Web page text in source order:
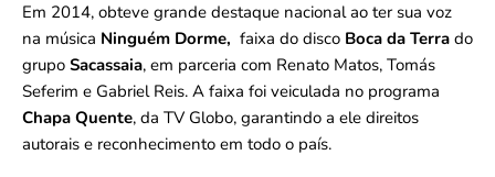
Em 2014, obteve grande destaque nacional ao ter sua voz
na música Ninguém Dorme, faixa do disco Boca da Terra do
grupo Sacassaia, em parceria com Renato Matos, Tomás
Seferim e Gabriel Reis. A faixa foi veiculada no programa
Chapa Quente, da TV Globo, garantindo a ele direitos
autorais e reconhecimento em todo o país.